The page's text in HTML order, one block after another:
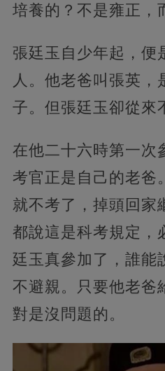
培養的？不是雍正，
張廷玉自少年起，便
人。他老爸叫張英，
子。但張廷玉卻從來
在他二十六時第一次
考官正是自己的老爸
就不考了，掉頭回家
都說這是科考規定，
廷玉真參加了，誰能
不避親。只要他老爸
對是沒問題的。